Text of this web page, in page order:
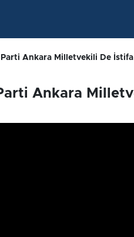
Parti Ankara Milletvekili De
Ankara